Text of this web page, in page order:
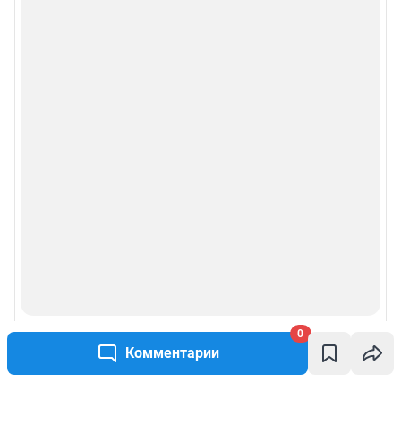
Комментарии
0